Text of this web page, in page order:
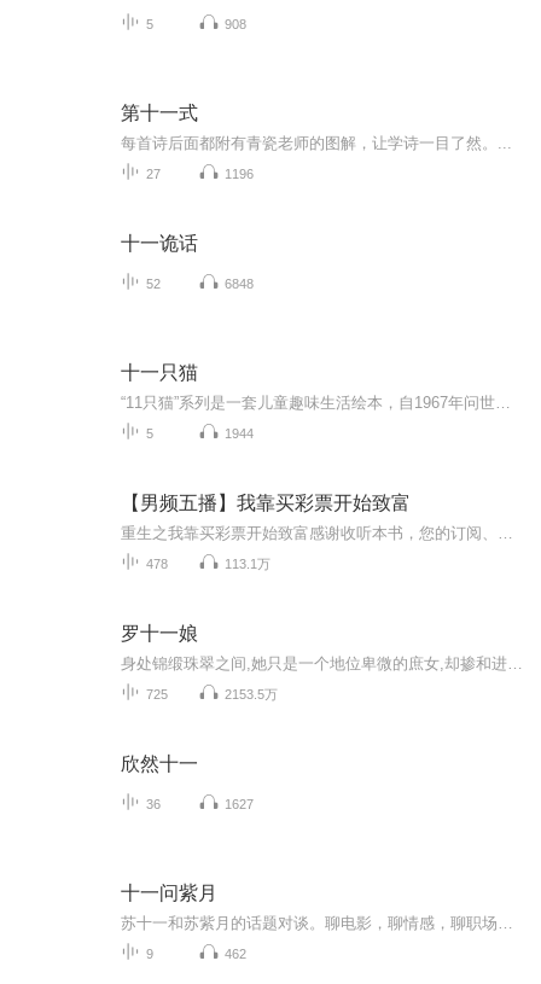
5 908
第十一式
每首诗后面都附有青瓷老师的图解，让学诗一目了然。...
27 1196
十一诡话
52 6848
十一只猫
5 1944
【男频五播】我靠买彩票开始致富
478 113.1万
罗十一娘
725 2153.5万
欣然十一
36 1627
十一问紫月
9 462